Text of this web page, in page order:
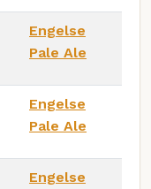
Engelse
Pale Ale
Engelse
Pale Ale
Engelse